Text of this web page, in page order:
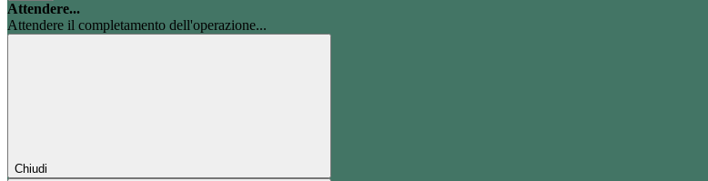
Attendere...
Attendere il completamento dell'operazione...
Chiudi